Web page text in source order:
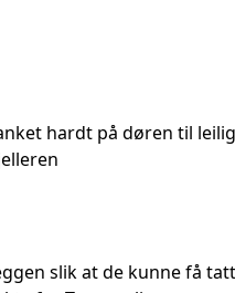
hardt på døren til
slik at de kunne få